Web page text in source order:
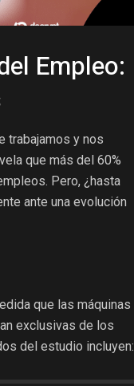
Empleo:
trabajamos y nos
que más del 60%
Pero, ¿hasta
ante una evolución
que las máquinas
exclusivas de los
del estudio incluyen: